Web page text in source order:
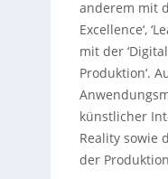
anderem mit
Excellence‘,
mit der
Produktion‘.
künstlicher
Reality sowie
der